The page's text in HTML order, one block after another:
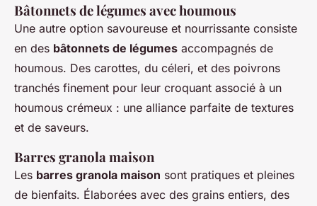
Bâtonnets de légumes avec houmous
Une autre option savoureuse et nourrissante consiste
en des bâtonnets de légumes accompagnés de
houmous. Des carottes, du céleri, et des poivrons
tranchés finement pour leur croquant associé à un
houmous crémeux : une alliance parfaite de textures
et de saveurs.
Barres granola maison
Les barres granola maison sont pratiques et pleines
de bienfaits. Élaborées avec des grains entiers, des